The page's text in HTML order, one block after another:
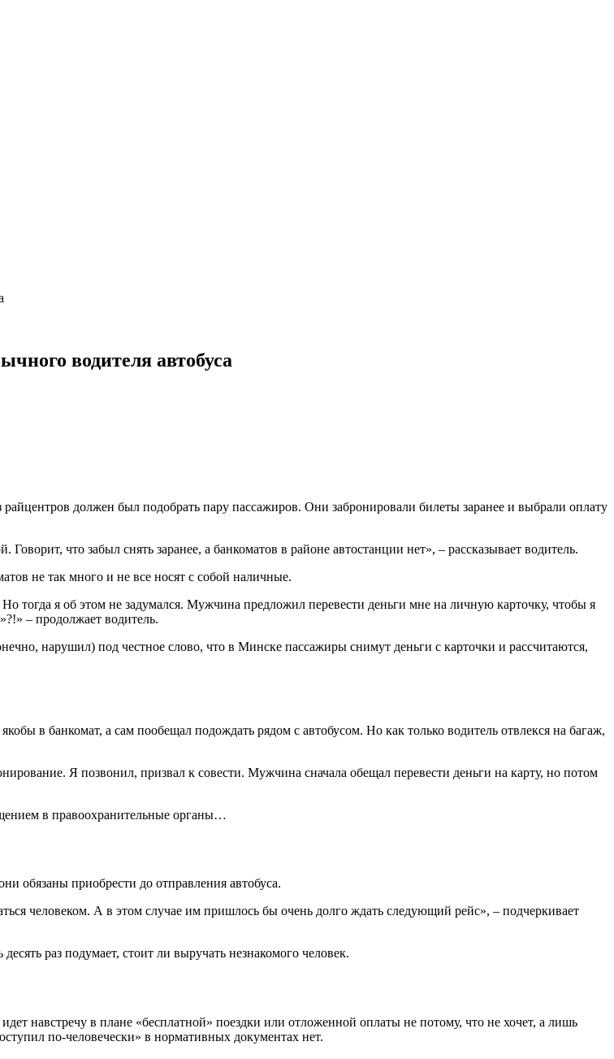
водителя автобуса
должен был подобрать пару пассажиров. Они забронировали билеты заранее и выбрали оплату
что забыл снять заранее, а банкоматов в районе автостанции нет», – рассказывает водитель.
не так много и не все носят с собой наличные.
тогда я об этом не задумался. Мужчина предложил перевести деньги мне на личную карточку, чтобы я
– продолжает водитель.
нарушил) под честное слово, что в Минске пассажиры снимут деньги с карточки и рассчитаются,
в банкомат, а сам пообещал подождать рядом с автобусом. Но как только водитель отвлекся на багаж,
Я позвонил, призвал к совести. Мужчина сначала обещал перевести деньги на карту, но потом
в правоохранительные органы…
обязаны приобрести до отправления автобуса.
человеком. А в этом случае им пришлось бы очень долго ждать следующий рейс», – подчеркивает
раз подумает, стоит ли выручать незнакомого человек.
навстречу в плане «бесплатной» поездки или отложенной оплаты не потому, что не хочет, а лишь
по-человечески» в нормативных документах нет.